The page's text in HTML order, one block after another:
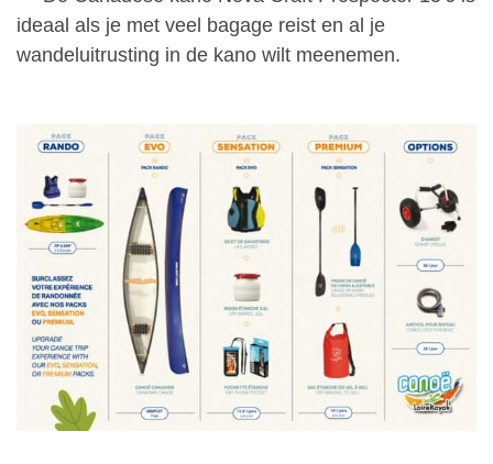
ideaal als je met veel bagage reist en al je
wandeluitrusting in de kano wilt meenemen.